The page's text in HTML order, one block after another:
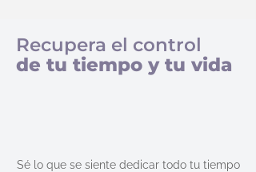
Recupera el control
de tu tiempo y tu vida
Sé lo que se siente dedicar todo tu tiempo